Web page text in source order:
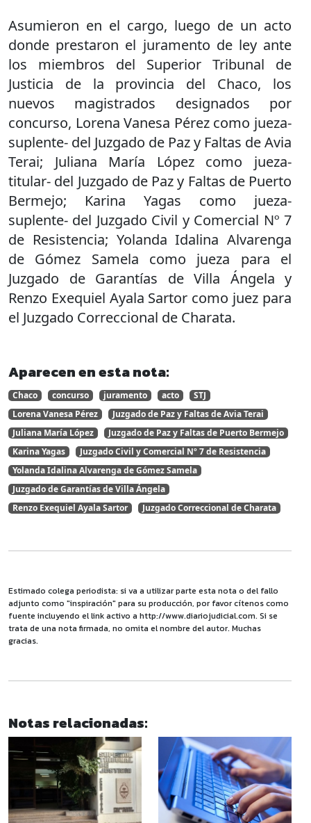
Asumieron en el cargo, luego de un acto
donde prestaron el juramento de ley ante
los miembros del Superior Tribunal de
Justicia de la provincia del Chaco, los
nuevos magistrados designados por
concurso, Lorena Vanesa Pérez como jueza-
suplente- del Juzgado de Paz y Faltas de Avia
Terai; Juliana María López como jueza-
titular- del Juzgado de Paz y Faltas de Puerto
Bermejo; Karina Yagas como jueza-
suplente- del Juzgado Civil y Comercial Nº 7
de Resistencia; Yolanda Idalina Alvarenga
de Gómez Samela como jueza para el
Juzgado de Garantías de Villa Ángela y
Renzo Exequiel Ayala Sartor como juez para
el Juzgado Correccional de Charata.
Aparecen en esta nota:
Chaco concurso juramento acto
STJ
Lorena Vanesa Pérez
Juzgado de Paz y Faltas de Avia Terai
Juliana María López
Juzgado de Paz y Faltas de Puerto Bermejo
Karina Yagas
Juzgado Civil y Comercial Nº 7 de Resistencia
Yolanda Idalina Alvarenga de Gómez Samela
Juzgado de Garantías de Villa Ángela
Renzo Exequiel Ayala Sartor
Juzgado Correccional de Charata
Estimado colega periodista: si va a utilizar parte esta nota o del fallo
adjunto como "inspiración" para su producción, por favor cítenos como
fuente incluyendo el link activo a http://www.diariojudicial.com. Si se
trata de una nota firmada, no omita el nombre del autor. Muchas
gracias.
Notas relacionadas: